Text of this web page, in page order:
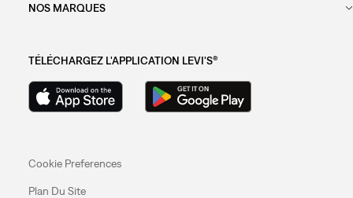
NOS MARQUES
TÉLÉCHARGEZ L'APPLICATION LEVI'S®
Cookie Preferences
Plan Du Site